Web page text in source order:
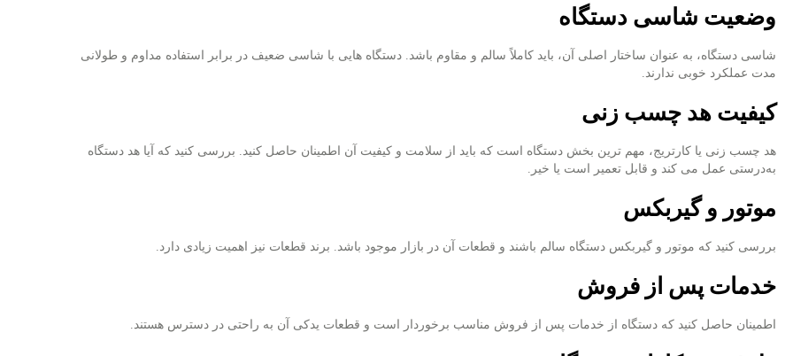
وضعیت شاسی دستگاه
شاسی دستگاه، به ‌عنوان ساختار اصلی آن، باید کاملاً سالم و مقاوم باشد. دستگاه‌ هایی با شاسی ضعیف در برابر استفاده مداوم و طولانی‌
مدت عملکرد خوبی ندارند.
کیفیت هد چسب زنی
هد چسب زنی یا کارتریج، مهم ‌ترین بخش دستگاه است که باید از سلامت و کیفیت آن اطمینان حاصل کنید. بررسی کنید که آیا هد دستگاه
به‌درستی عمل می‌ کند و قابل تعمیر است یا خیر.
موتور و گیربکس
بررسی کنید که موتور و گیربکس دستگاه سالم باشند و قطعات آن در بازار موجود باشد. برند قطعات نیز اهمیت زیادی دارد.
خدمات پس از فروش
اطمینان حاصل کنید که دستگاه از خدمات پس از فروش مناسب برخوردار است و قطعات یدکی آن به ‌راحتی در دسترس هستند.